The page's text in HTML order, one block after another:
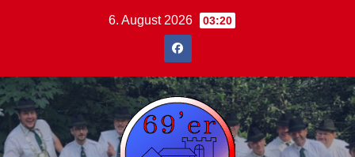
6. August 2026 03:20